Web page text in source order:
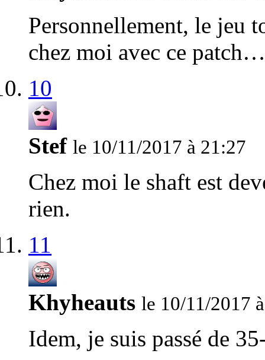
Personnellement, le jeu
chez moi avec ce
10
Stef le 10/11/2017 à 21:27
Chez moi le shaft est
rien.
11
Khyheauts le 10/11/2017
Idem, je suis passé de